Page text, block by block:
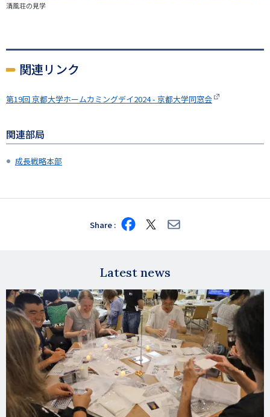
清風荘の見学
関連リンク
第19回 京都大学ホームカミングデイ2024 - 京都大学同窓会
関連部局
成長戦略本部
Share Share
on
Share
on
Share
via
Latest news